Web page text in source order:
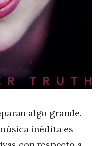
algo grande.
inédita es